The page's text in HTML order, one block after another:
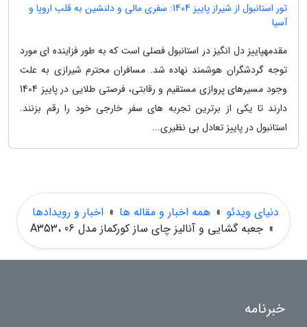
تور استانبول از شیراز پاییز 1404: سفری مالی و دلنشین به قلب اروپا و
آسیا
مقدمهپاییز دل انگیز در استانبول فصلی است که به طور فزاینده ای مورد
توجه گردشگران هوشمند نهاده شد. مسافران محترم شیرازی به علت
وجود مسیرهای پروازی مستقیم و رقابتی، فرصتی طلایی در پاییز 1404
دارند تا یکی از برترین تجربه های سفر خارجی خود را رقم بزنند.
استانبول در پاییز تعادل بی نظیری...
دنیای ویدئو » همه اخبار و مقاله ها » اخبار و رویدادها
» جعبه گشایی و آنالیز چای ساز کورکماز مدل A353، 06
خبرنامه